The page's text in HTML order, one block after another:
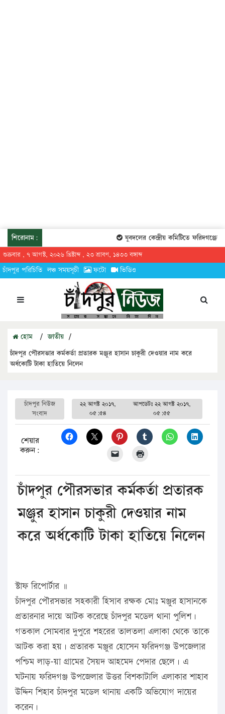
শিরোনাম: যুবদলের কেন্দ্রীয় কমিটিতে ফরিদগঞ্জের
শুক্রবার , ৭ আগস্ট, ২০২৬ খ্রিষ্টাব্দ , ২৩ শ্রাবণ, ১৪৩৩ বঙ্গাব্দ
চাঁদপুর পরিচিতি লঞ্চ সময়সূচী ফটো ভিডিও
হোম / জাতীয় /
চাঁদপুর পৌরসভার কর্মকর্তা প্রতারক মঞ্জুর হাসান চাকুরী দেওয়ার নাম করে
অর্ধকোটি টাকা হাতিয়ে নিলেন
চাঁদপুর নিউজ
সংবাদ
২২ আগষ্ট ২০১৭,
০৫:৫৪
আপডেটঃ২২ আগষ্ট ২০১৭,
০৫:৫৫
শেয়ার
করুন:
চাঁদপুর পৌরসভার কর্মকর্তা প্রতারক
মঞ্জুর হাসান চাকুরী দেওয়ার নাম
করে অর্ধকোটি টাকা হাতিয়ে নিলেন
স্টাফ রিপোর্টার ॥
চাঁদপুর পৌরসভার সহকারী হিসাব রক্ষক মোঃ মঞ্জুর হাসানকে
প্রতারনার দায়ে আটক করেছে চাঁদপুর মডেল থানা পুলিশ।
গতকাল সোমবার দুপুরে শহরের তালতলা এলাকা থেকে তাকে
আটক করা হয়। প্রতারক মঞ্জুর হোসেন ফরিদগঞ্জ উপজেলার
পশ্চিম লাড়–য়া গ্রামের সৈয়দ আহমেদ পেদার ছেলে। এ
ঘটনায় ফরিদগঞ্জ উপজেলার উত্তর বিশকাটালি এলাকার শাহাব
উদ্দিন শিহাব চাঁদপুর মডেল থানায় একটি অভিযোগ দায়ের
করেন।